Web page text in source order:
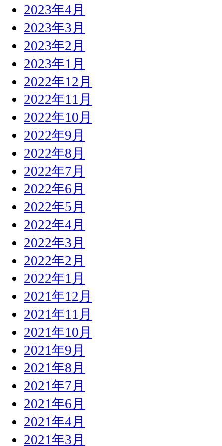
2023年4月
2023年3月
2023年2月
2023年1月
2022年12月
2022年11月
2022年10月
2022年9月
2022年8月
2022年7月
2022年6月
2022年5月
2022年4月
2022年3月
2022年2月
2022年1月
2021年12月
2021年11月
2021年10月
2021年9月
2021年8月
2021年7月
2021年6月
2021年4月
2021年3月